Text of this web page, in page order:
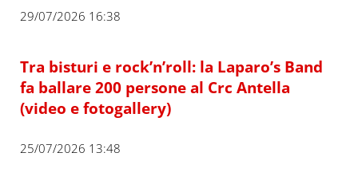
29/07/2026 16:38
Tra bisturi e rock’n’roll: la Laparo’s Band
fa ballare 200 persone al Crc Antella
(video e fotogallery)
25/07/2026 13:48